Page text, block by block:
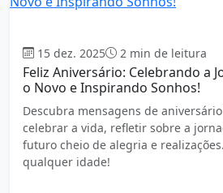
15 dez. 2025 2 min de leitura
Feliz Aniversário: Celebrando a
o Novo e Inspirando Sonhos!
Descubra mensagens de
celebrar a vida, refletir sobre a
futuro cheio de alegria e
qualquer idade!